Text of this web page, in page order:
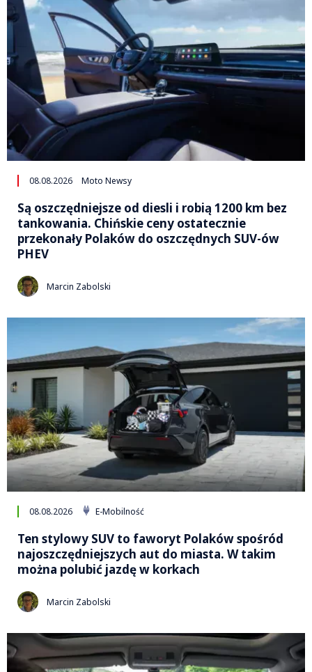
08.08.2026 Moto Newsy
Są oszczędniejsze od diesli i robią 1200 km bez
tankowania. Chińskie ceny ostatecznie
przekonały Polaków do oszczędnych SUV-ów
PHEV
Marcin Zabolski
08.08.2026 E-Mobilność
Ten stylowy SUV to faworyt Polaków spośród
najoszczędniejszych aut do miasta. W takim
można polubić jazdę w korkach
Marcin Zabolski